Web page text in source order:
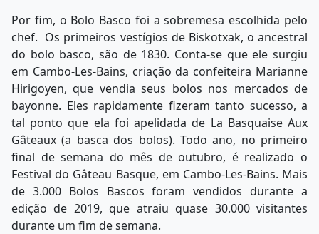
Por fim, o Bolo Basco foi a sobremesa escolhida pelo
chef. Os primeiros vestígios de Biskotxak, o ancestral
do bolo basco, são de 1830. Conta-se que ele surgiu
em Cambo-Les-Bains, criação da confeiteira Marianne
Hirigoyen, que vendia seus bolos nos mercados de
bayonne. Eles rapidamente fizeram tanto sucesso, a
tal ponto que ela foi apelidada de La Basquaise Aux
Gâteaux (a basca dos bolos). Todo ano, no primeiro
final de semana do mês de outubro, é realizado o
Festival do Gâteau Basque, em Cambo-Les-Bains. Mais
de 3.000 Bolos Bascos foram vendidos durante a
edição de 2019, que atraiu quase 30.000 visitantes
durante um fim de semana.